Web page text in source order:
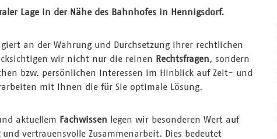
Lage in der Nähe des Bahnhofes in Hennigsdorf.
an der Wahrung und Durchsetzung Ihrer rechtlichen
wir nicht nur die reinen Rechtsfragen, sondern
bzw. persönlichen Interessen im Hinblick auf Zeit- und
mit Ihnen die für Sie optimale Lösung.
aktuellem Fachwissen legen wir besonderen Wert auf
und vertrauensvolle Zusammenarbeit. Dies bedeutet